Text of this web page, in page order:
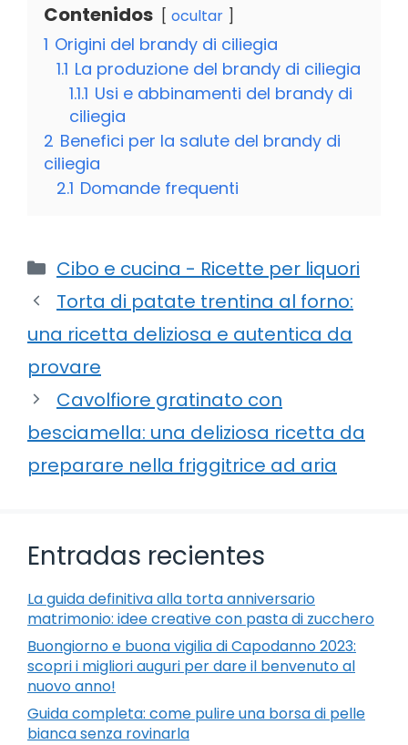
Contenidos ocultar
1 Origini del brandy di ciliegia
1.1 La produzione del brandy di ciliegia
1.1.1 Usi e abbinamenti del brandy di
ciliegia
2 Benefici per la salute del brandy di
ciliegia
2.1 Domande frequenti
Categorie
Cibo e cucina - Ricette per liquori
Torta di patate trentina al forno:
una ricetta deliziosa e autentica da
provare
Cavolfiore gratinato con
besciamella: una deliziosa ricetta da
preparare nella friggitrice ad aria
Entradas recientes
La guida definitiva alla torta anniversario
matrimonio: idee creative con pasta di zucchero
Buongiorno e buona vigilia di Capodanno 2023:
scopri i migliori auguri per dare il benvenuto al
nuovo anno!
Guida completa: come pulire una borsa di pelle
bianca senza rovinarla